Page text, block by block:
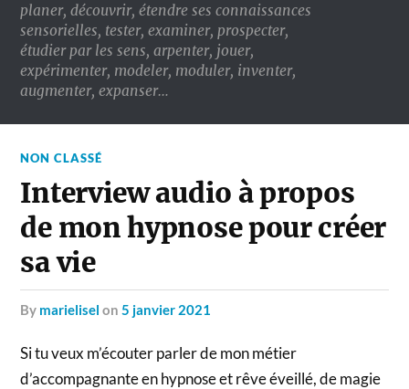
planer, découvrir, étendre ses connaissances
sensorielles, tester, examiner, prospecter,
étudier par les sens, arpenter, jouer,
expérimenter, modeler, moduler, inventer,
augmenter, expanser…
NON CLASSÉ
Interview audio à propos
de mon hypnose pour créer
sa vie
by marielisel on5 janvier 2021
Si tu veux m’écouter parler de mon métier
d’accompagnante en hypnose et rêve éveillé, de magie